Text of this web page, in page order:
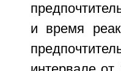
и время